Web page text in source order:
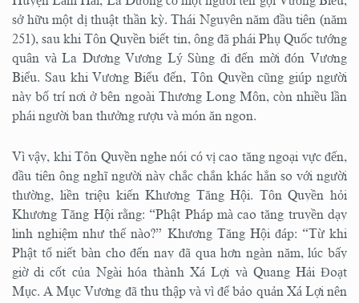
sở hữu một dị thuật thần kỳ. Thái Nguyên năm đầu tiên (năm
251), sau khi Tôn Quyền biết tin, ông đã phái Phụ Quốc tướng
quân và La Dương Vương Lý Sùng đi đến mời đón Vương
Biểu. Sau khi Vương Biểu đến, Tôn Quyền cũng giúp người
này bố trí nơi ở bên ngoài Thương Long Môn, còn nhiều lần
phái người ban thưởng rượu và món ăn ngon.
Vì vậy, khi Tôn Quyền nghe nói có vị cao tăng ngoại vực đến,
đầu tiên ông nghĩ người này chắc chắn khác hẳn so với người
thường, liền triệu kiến Khương Tăng Hội. Tôn Quyền hỏi
Khương Tăng Hội rằng: “Phật Pháp mà cao tăng truyền dạy
linh nghiệm như thế nào?” Khương Tăng Hội đáp: “Từ khi
Phật tổ niết bàn cho đến nay đã qua hơn ngàn năm, lúc bấy
giờ di cốt của Ngài hóa thành Xá Lợi và Quang Hải Đoạt
Mục. A Mục Vương đã thu thập và vì để bảo quản Xá Lợi nên